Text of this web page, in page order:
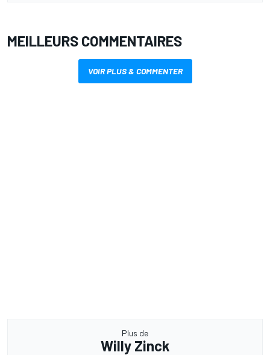
MEILLEURS COMMENTAIRES
VOIR PLUS & COMMENTER
Plus de
Willy Zinck